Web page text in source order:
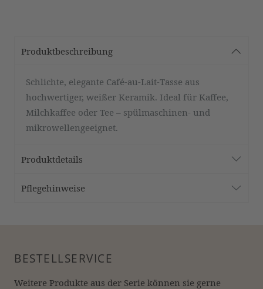
Produktbeschreibung
Schlichte, elegante Café-au-Lait-Tasse aus
hochwertiger, weißer Keramik. Ideal für Kaffee,
Milchkaffee oder Tee – spülmaschinen- und
mikrowellengeeignet.
Produktdetails
Pflegehinweise
BESTELLSERVICE
Weitere Produkte aus der Serie können sie gerne